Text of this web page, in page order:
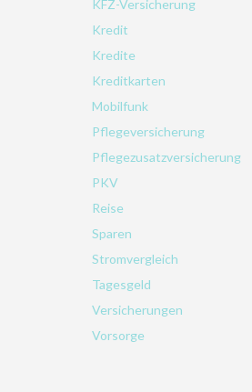
KFZ-Versicherung
Kredit
Kredite
Kreditkarten
Mobilfunk
Pflegeversicherung
Pflegezusatzversicherung
PKV
Reise
Sparen
Stromvergleich
Tagesgeld
Versicherungen
Vorsorge